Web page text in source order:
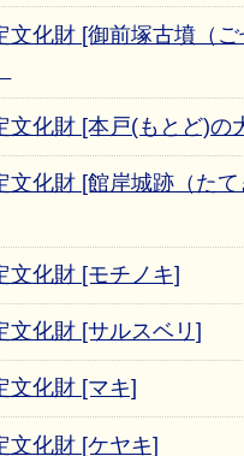
文化財 [御前塚古墳（
文化財 [本戸(もとど)の
文化財 [館岸城跡（た
文化財 [モチノキ]
文化財 [サルスベリ]
文化財 [マキ]
文化財 [ケヤキ]